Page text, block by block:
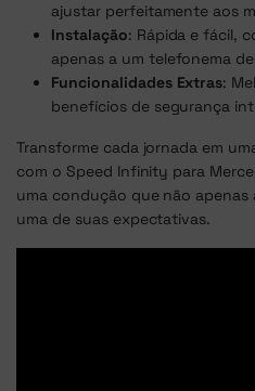
ajustar perfeitamente aos
Instalação: Rápida e fácil,
apenas a um telefonema
Funcionalidades Extras:
benefícios de segurança
Transforme cada jornada em
com o Speed Infinity para
uma condução que não apenas
uma de suas expectativas.